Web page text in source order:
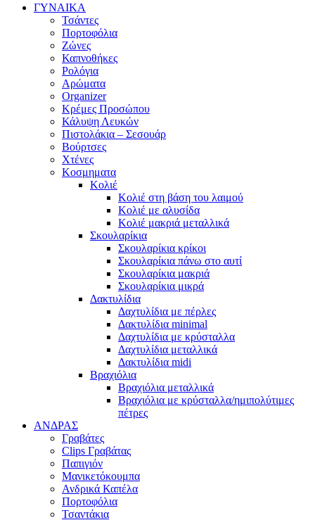
ΓΥΝΑΙΚΑ
Τσάντες
Πορτοφόλια
Ζώνες
Καπνοθήκες
Ρολόγια
Αρώματα
Organizer
Κρέμες Προσώπου
Κάλυψη Λευκών
Πιστολάκια – Σεσουάρ
Βούρτσες
Χτένες
Κοσμηματα
Κολιέ
Κολιέ στη βάση του λαιμού
Κολιέ με αλυσίδα
Κολιέ μακριά μεταλλικά
Σκουλαρίκια
Σκουλαρίκια κρίκοι
Σκουλαρίκια πάνω στο αυτί
Σκουλαρίκια μακριά
Σκουλαρίκια μικρά
Δακτυλίδια
Δαχτυλίδια με πέρλες
Δακτυλίδια minimal
Δαχτυλίδια με κρύσταλλα
Δαχτυλίδια μεταλλικά
Δακτυλίδια midi
Βραχιόλια
Βραχιόλια μεταλλικά
Βραχιόλια με κρύσταλλα/ημιπολύτιμες
πέτρες
ΑΝΔΡΑΣ
Γραβάτες
Clips Γραβάτας
Παπιγιόν
Μανικετόκουμπα
Ανδρικά Καπέλα
Πορτοφόλια
Τσαντάκια